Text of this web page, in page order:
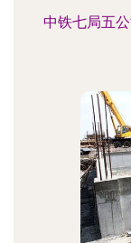
中铁七局五